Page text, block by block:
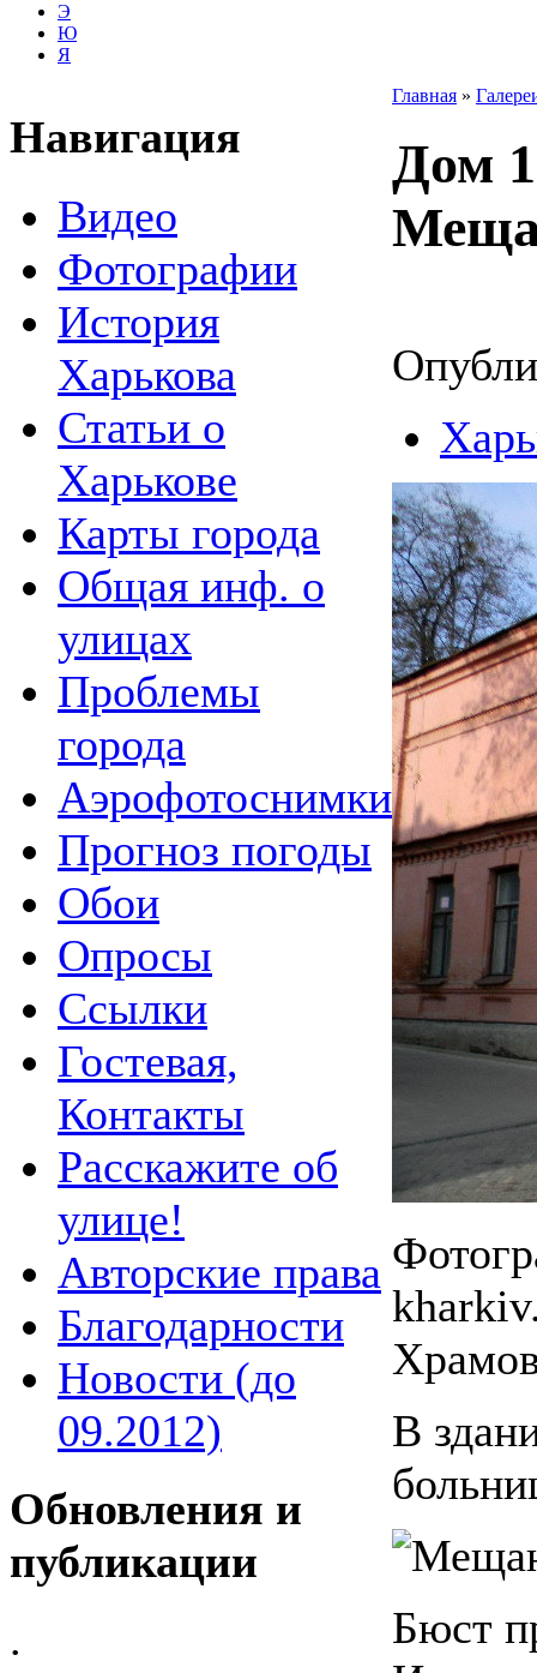
Э
Ю
Я
Навигация
Видео
Фотографии
История
Харькова
Статьи о
Харькове
Карты города
Общая инф. о
улицах
Проблемы
города
Аэрофотоснимки
Прогноз погоды
Обои
Опросы
Ссылки
Гостевая,
Контакты
Расскажите об
улице!
Авторские права
Благодарности
Новости (до
09.2012)
Обновления и
публикации
.
Главная »
Дом
В
Бюст